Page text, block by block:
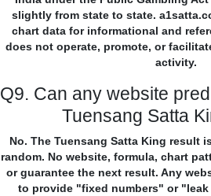
slightly from state to state.
chart data for informational and
does not operate, promote, or
activity.
Q9. Can any website
Tuensang Satta
No. The Tuensang Satta King result
random. No website, formula, chart
or guarantee the next result. Any
to provide "fixed numbers" or